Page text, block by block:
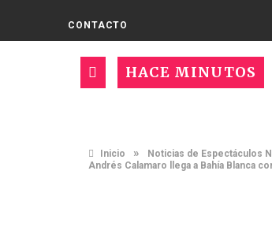
CONTACTO
HACE MINUTOS
Inicio » Noticias de Espectáculos
Andrés Calamaro llega a Bahía Blanca